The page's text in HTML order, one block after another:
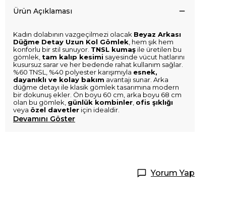
Ürün Açıklaması
Kadın dolabının vazgeçilmezi olacak Beyaz Arkası
Düğme Detay Uzun Kol Gömlek , hem şık hem
konforlu bir stil sunuyor. TNSL kumaş ile üretilen bu
gömlek, tam kalıp kesimi sayesinde vücut hatlarını
kusursuz sarar ve her bedende rahat kullanım sağlar.
%60 TNSL, %40 polyester karışımıyla esnek,
dayanıklı ve kolay bakım avantajı sunar. Arka
düğme detayı ile klasik gömlek tasarımına modern
bir dokunuş ekler. Ön boyu 60 cm, arka boyu 68 cm
olan bu gömlek, günlük kombinler ofis şıklığı
veya özel davetler için idealdir.
Devamını Göster
Yorum Yap